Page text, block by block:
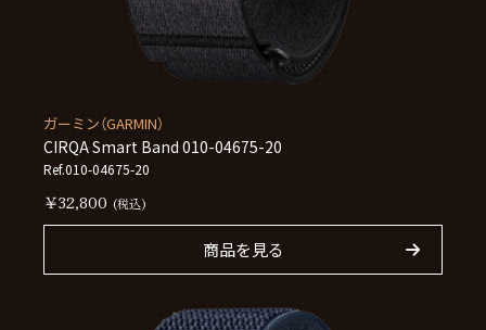
ガーミン（GARMIN）
CIRQA Smart Band 010-04675-20
Ref.010-04675-20
￥32,800 (税込)
商品を見る